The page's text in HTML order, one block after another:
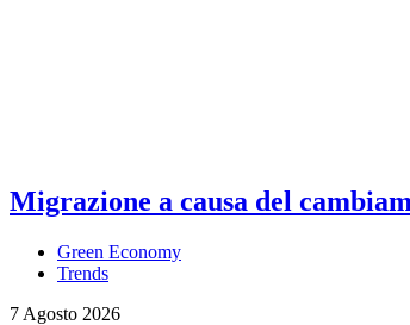
Migrazione a causa del
Green Economy
Trends
7 Agosto 2026